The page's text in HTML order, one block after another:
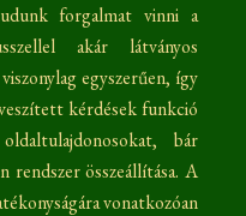
forgalmat vinni a
akár látványos
egyszerűen, így
kérdések funkció
bár
rendszer összeállítása. A
vonatkozóan